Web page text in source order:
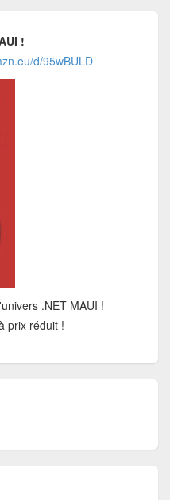
!
d/95wBULD
.NET MAUI !
prix réduit !